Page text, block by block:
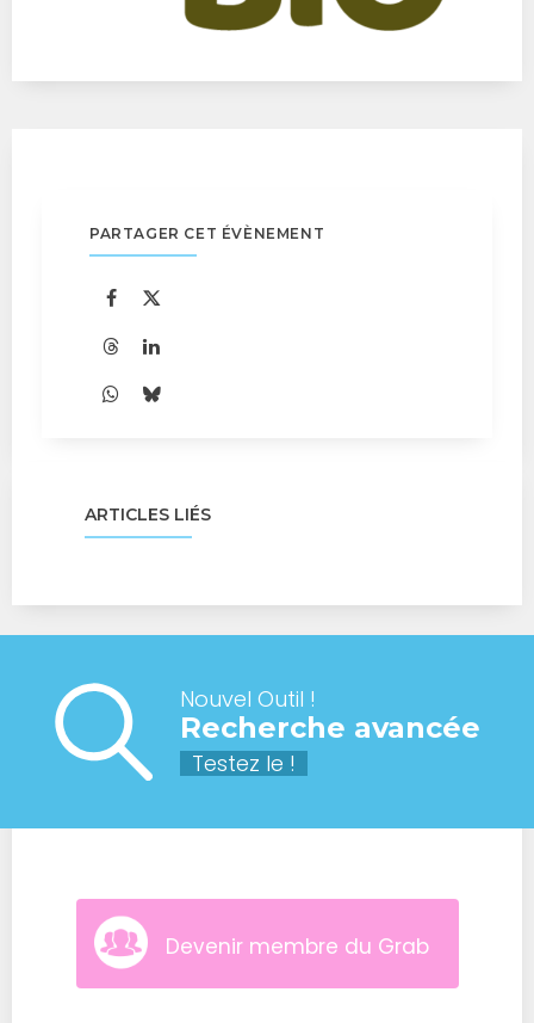
PARTAGER CET ÉVÈNEMENT
ARTICLES LIÉS
Nouvel Outil !
Recherche avancée
Testez le !
Devenir membre du Grab